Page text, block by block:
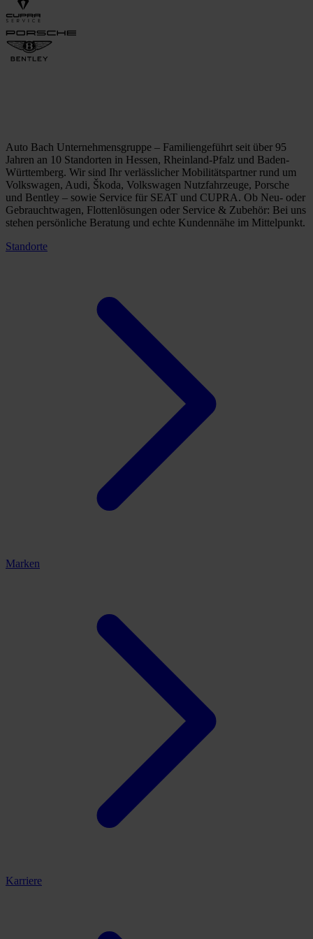
Auto Bach Unternehmensgruppe – Familiengeführt seit über 95
Jahren an 10 Standorten in Hessen, Rheinland-Pfalz und Baden-
Württemberg. Wir sind Ihr verlässlicher Mobilitätspartner rund um
Volkswagen, Audi, Škoda, Volkswagen Nutzfahrzeuge, Porsche
und Bentley – sowie Service für SEAT und CUPRA. Ob Neu- oder
Gebrauchtwagen, Flottenlösungen oder Service & Zubehör: Bei uns
stehen persönliche Beratung und echte Kundennähe im Mittelpunkt.
Standorte
Marken
Karriere